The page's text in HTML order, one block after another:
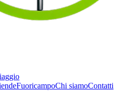
FuoricampoChi siamoContatti